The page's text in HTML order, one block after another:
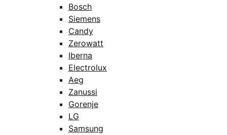
Bosch
Siemens
Candy
Zerowatt
Iberna
Electrolux
Aeg
Zanussi
Gorenje
LG
Samsung